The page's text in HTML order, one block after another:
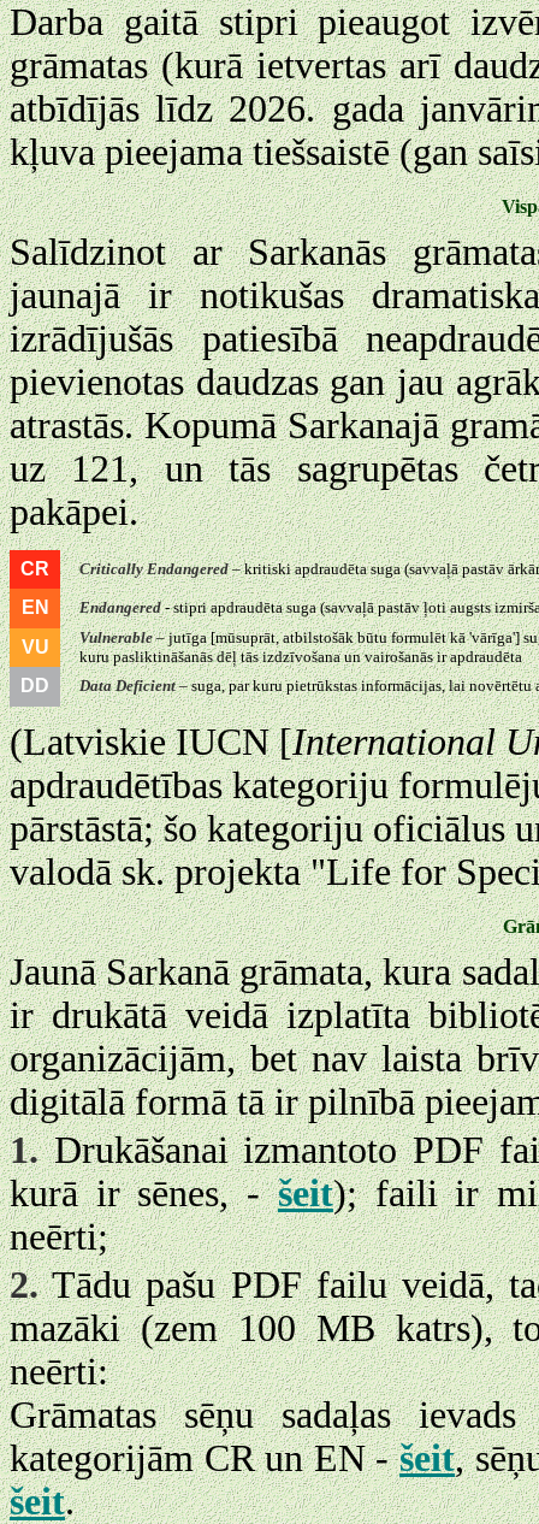
Darba gaitā stipri pieaugot
grāmatas (kurā ietvertas arī
atbīdījās līdz 2026. gada
kļuva pieejama tiešsaistē (gan
Salīdzinot ar Sarkanās
jaunajā ir notikušas
izrādījušās patiesībā
pievienotas daudzas gan jau
atrastās. Kopumā Sarkanajā
uz 121, un tās sagrupētas
pakāpei.
CR Critically Endangered– kritiski apdraudēta suga (savvaļā pastāv
EN Endangered- stipri apdraudēta suga (savvaļā pastāv ļoti augsts
VU Vulnerable– jutīga [mūsuprāt, atbilstošāk būtu formulēt kā 'vārīga']
kuru pasliktināšanās dēļ tās izdzīvošana un vairošanās ir apdraudēta
DD Data Deficient– suga, par kuru pietrūkstas informācijas, lai novērtētu
(Latviskie IUCN [International
apdraudētības kategoriju
pārstāstā; šo kategoriju oficiālus
valodā sk. projekta "Life for
Jaunā Sarkanā grāmata, kura
ir drukātā veidā izplatīta
organizācijām, bet nav laista
digitālā formā tā ir pilnībā
1.Drukāšanai izmantoto PDF
kurā ir sēnes, -šeit); faili ir
neērti;
2.Tādu pašu PDF failu veidā,
mazāki (zem 100 MB katrs),
neērti:
Grāmatas sēņu sadaļas
kategorijām CR un EN -šeit,
šeit.